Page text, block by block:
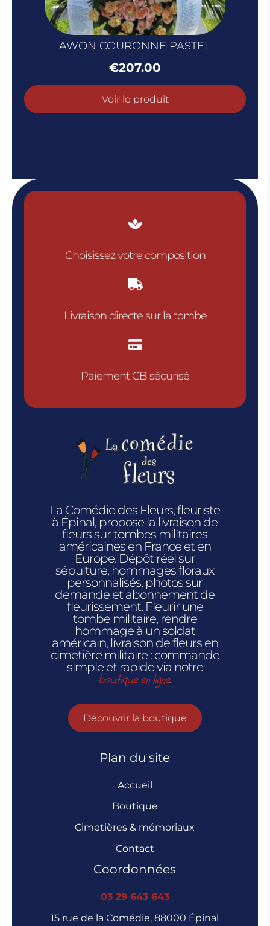
AWON COURONNE PASTEL
€207.00
Voir le produit

Choisissez votre composition

Livraison directe sur la tombe

Paiement CB sécurisé
La Comédie des Fleurs, fleuriste
à Épinal, propose la livraison de
fleurs sur tombes militaires
américaines en France et en
Europe. Dépôt réel sur
sépulture, hommages floraux
personnalisés, photos sur
demande et abonnement de
fleurissement. Fleurir une
tombe militaire, rendre
hommage à un soldat
américain, livraison de fleurs en
cimetière militaire : commande
simple et rapide via notre
boutique en ligne.
Découvrir la boutique
Plan du site
Accueil
Boutique
Cimetières & mémoriaux
Contact
Coordonnées
03 29 643 643
15 rue de la Comédie, 88000 Épinal